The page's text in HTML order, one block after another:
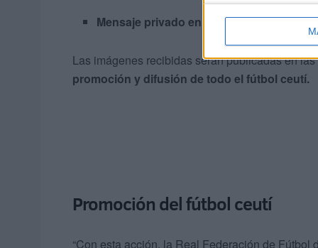
Mensaje privado en Facebook o
Las imágenes recibidas serán publicadas en
promoción y difusión de todo el fútbol ceutí.
Promoción del fútbol ceutí
“Con esta acción, la Real Federación de Fútbol